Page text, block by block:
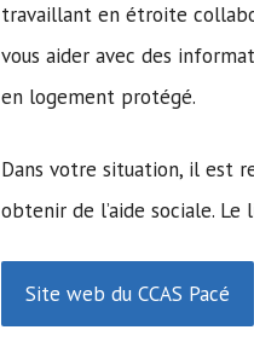
travaillant en étroite
vous aider avec des
en logement protégé.
Dans votre situation, il est
obtenir de l’aide sociale.
Site web du CCAS Pacé